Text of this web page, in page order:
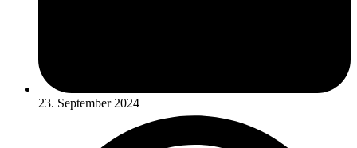
23. September 2024